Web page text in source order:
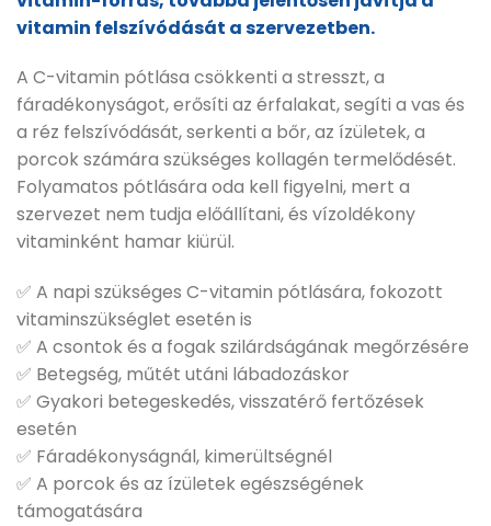
vitamin felszívódását a szervezetben.
A C-vitamin pótlása csökkenti a stresszt, a
fáradékonyságot, erősíti az érfalakat, segíti a vas és
a réz felszívódását, serkenti a bőr, az ízületek, a
porcok számára szükséges kollagén termelődését.
Folyamatos pótlására oda kell figyelni, mert a
szervezet nem tudja előállítani, és vízoldékony
vitaminként hamar kiürül.
✅ A napi szükséges C-vitamin pótlására, fokozott
vitaminszükséglet esetén is
✅ A csontok és a fogak szilárdságának megőrzésére
✅ Betegség, műtét utáni lábadozáskor
✅ Gyakori betegeskedés, visszatérő fertőzések
esetén
✅ Fáradékonyságnál, kimerültségnél
✅ A porcok és az ízületek egészségének
támogatására